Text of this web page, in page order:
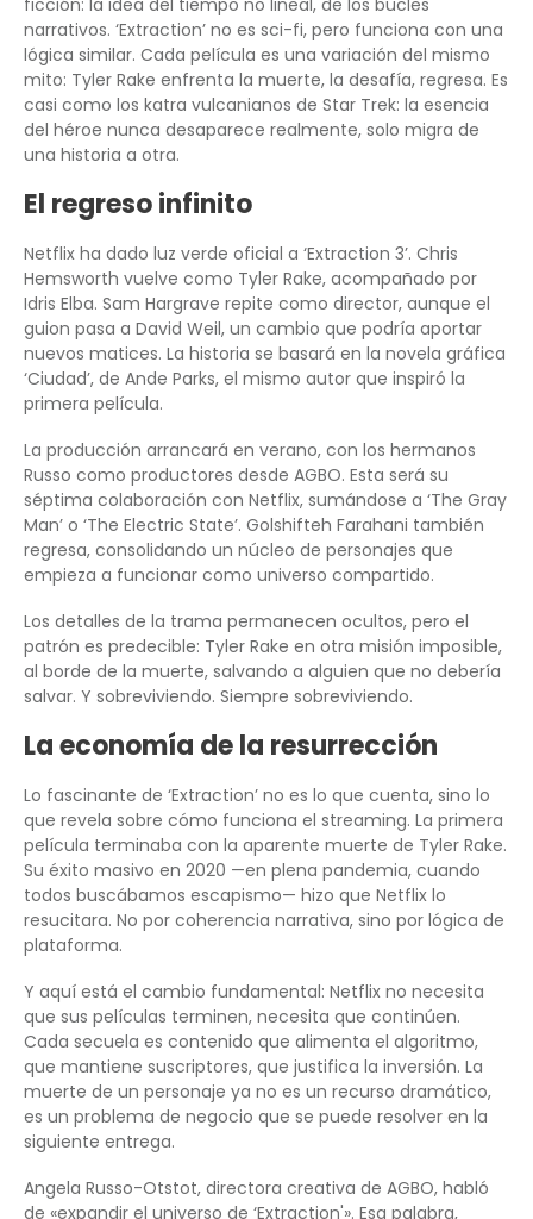
ficción: la idea del tiempo no lineal, de los bucles
narrativos. ‘Extraction’ no es sci-fi, pero funciona con una
lógica similar. Cada película es una variación del mismo
mito: Tyler Rake enfrenta la muerte, la desafía, regresa. Es
casi como los katra vulcanianos de Star Trek: la esencia
del héroe nunca desaparece realmente, solo migra de
una historia a otra.
El regreso infinito
Netflix ha dado luz verde oficial a ‘Extraction 3’. Chris
Hemsworth vuelve como Tyler Rake, acompañado por
Idris Elba. Sam Hargrave repite como director, aunque el
guion pasa a David Weil, un cambio que podría aportar
nuevos matices. La historia se basará en la novela gráfica
‘Ciudad’, de Ande Parks, el mismo autor que inspiró la
primera película.
La producción arrancará en verano, con los hermanos
Russo como productores desde AGBO. Esta será su
séptima colaboración con Netflix, sumándose a ‘The Gray
Man’ o ‘The Electric State’. Golshifteh Farahani también
regresa, consolidando un núcleo de personajes que
empieza a funcionar como universo compartido.
Los detalles de la trama permanecen ocultos, pero el
patrón es predecible: Tyler Rake en otra misión imposible,
al borde de la muerte, salvando a alguien que no debería
salvar. Y sobreviviendo. Siempre sobreviviendo.
La economía de la resurrección
Lo fascinante de ‘Extraction’ no es lo que cuenta, sino lo
que revela sobre cómo funciona el streaming. La primera
película terminaba con la aparente muerte de Tyler Rake.
Su éxito masivo en 2020 —en plena pandemia, cuando
todos buscábamos escapismo— hizo que Netflix lo
resucitara. No por coherencia narrativa, sino por lógica de
plataforma.
Y aquí está el cambio fundamental: Netflix no necesita
que sus películas terminen, necesita que continúen.
Cada secuela es contenido que alimenta el algoritmo,
que mantiene suscriptores, que justifica la inversión. La
muerte de un personaje ya no es un recurso dramático,
es un problema de negocio que se puede resolver en la
siguiente entrega.
Angela Russo-Otstot, directora creativa de AGBO, habló
de «expandir el universo de ‘Extraction'». Esa palabra,